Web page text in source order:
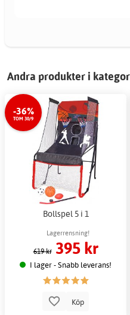
Andra produkter i
-36%
TOM 30/9
Bollspel 5 i 1
Lagerrensning!
619 kr 395 kr
I lager - Snabb leverans!
Köp